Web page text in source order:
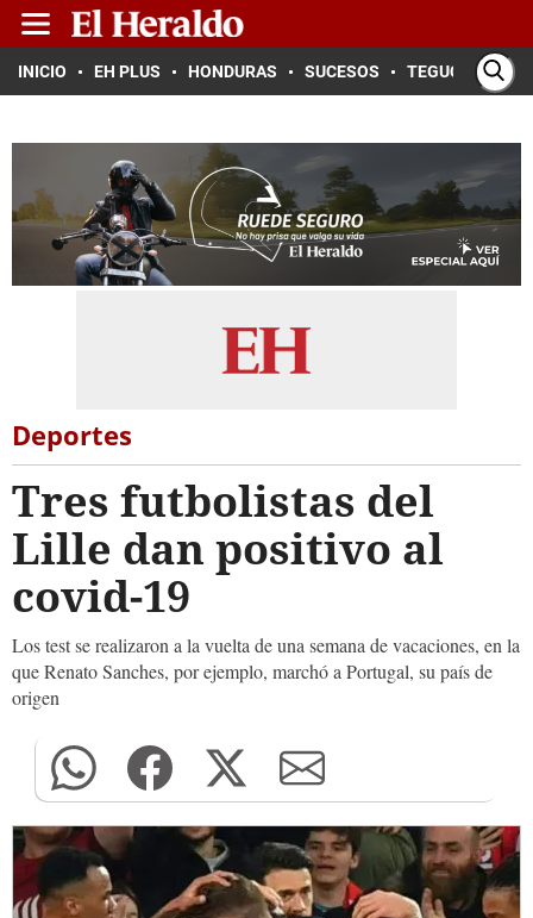
INICIO EH PLUS HONDURAS SUCESOS TEGUCIGALPA
Deportes
Tres futbolistas del
Lille dan positivo al
covid-19
Los test se realizaron a la vuelta de una semana de vacaciones, en la
que Renato Sanches, por ejemplo, marchó a Portugal, su país de
origen